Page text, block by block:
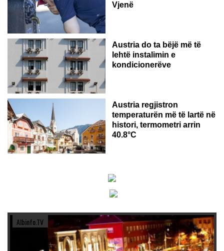
Vjenë
Austria do ta bëjë më të
lehtë instalimin e
kondicionerëve
Austria regjistron
temperaturën më të lartë në
histori, termometri arrin
40.8°C
Albinfo.TV